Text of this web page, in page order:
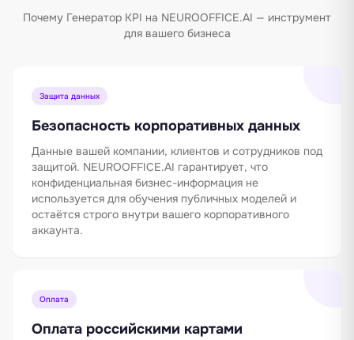
Почему Генератор KPI на NEUROOFFICE.AI — инструмент
для вашего бизнеса
Защита данных
Безопасность корпоративных данных
Данные вашей компании, клиентов и сотрудников под
защитой. NEUROOFFICE.AI гарантирует, что
конфиденциальная бизнес-информация не
используется для обучения публичных моделей и
остаётся строго внутри вашего корпоративного
аккаунта.
Оплата
Оплата российскими картами